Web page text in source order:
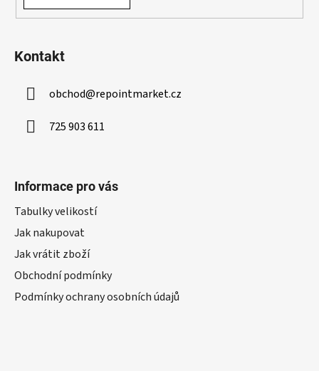
Kontakt
obchod@repointmarket.cz
725 903 611
Informace pro vás
Tabulky velikostí
Jak nakupovat
Jak vrátit zboží
Obchodní podmínky
Podmínky ochrany osobních údajů